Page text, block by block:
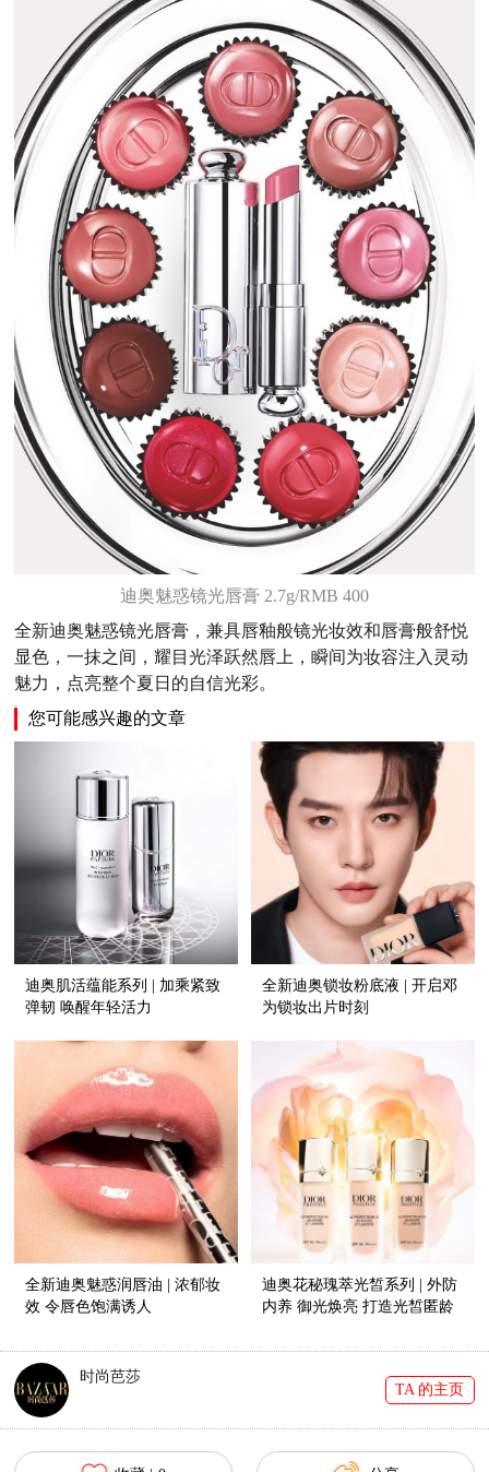
迪奥魅惑镜光唇膏 2.7g/RMB 400
全新迪奥魅惑镜光唇膏，兼具唇釉般镜光妆效和唇膏般舒悦
显色，一抹之间，耀目光泽跃然唇上，瞬间为妆容注入灵动
魅力，点亮整个夏日的自信光彩。
您可能感兴趣的文章
迪奥肌活蕴能系列 | 加乘紧致
弹韧 唤醒年轻活力
全新迪奥锁妆粉底液 | 开启邓
为锁妆出片时刻
全新迪奥魅惑润唇油 | 浓郁妆
效 令唇色饱满诱人
迪奥花秘瑰萃光皙系列 | 外防
内养 御光焕亮 打造光皙匿龄
时尚芭莎
TA 的主页